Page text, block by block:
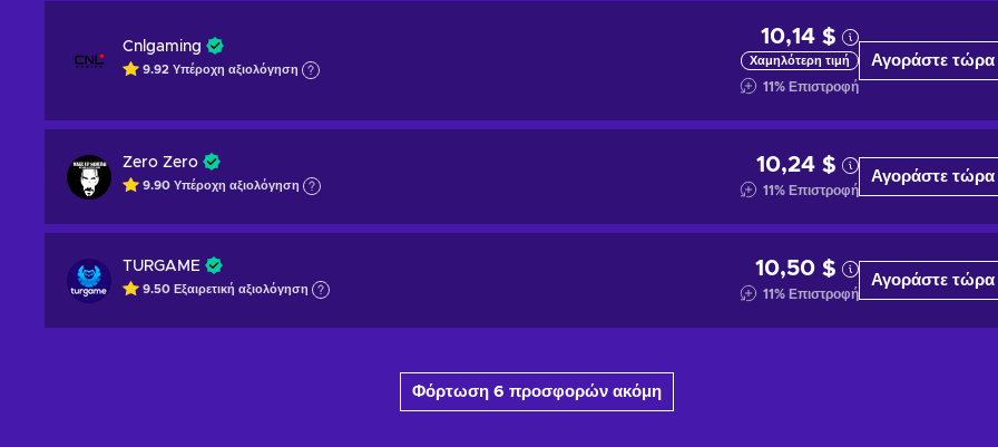
Cnlgaming
9.92 Υπέροχη αξιολόγηση
10,14 $
Χαμηλότερη τιμή
11% Επιστροφή
Αγοράστε τώρα
Zero Zero
9.90 Υπέροχη αξιολόγηση
10,24 $
11% Επιστροφή
Αγοράστε τώρα
TURGAME
9.50 Εξαιρετική αξιολόγηση
10,50 $
11% Επιστροφή
Αγοράστε τώρα
Φόρτωση 6 προσφορών ακόμη